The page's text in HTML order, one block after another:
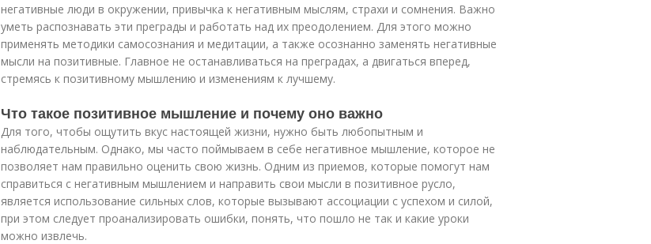
негативные люди в окружении, привычка к негативным мыслям, страхи и сомнения. Важно
уметь распознавать эти преграды и работать над их преодолением. Для этого можно
применять методики самосознания и медитации, а также осознанно заменять негативные
мысли на позитивные. Главное не останавливаться на преградах, а двигаться вперед,
стремясь к позитивному мышлению и изменениям к лучшему.
Что такое позитивное мышление и почему оно важно
Для того, чтобы ощутить вкус настоящей жизни, нужно быть любопытным и
наблюдательным. Однако, мы часто поймываем в себе негативное мышление, которое не
позволяет нам правильно оценить свою жизнь. Одним из приемов, которые помогут нам
справиться с негативным мышлением и направить свои мысли в позитивное русло,
является использование сильных слов, которые вызывают ассоциации с успехом и силой,
при этом следует проанализировать ошибки, понять, что пошло не так и какие уроки
можно извлечь.